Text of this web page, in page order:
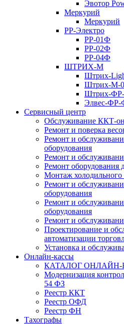
Эвотор
Меркурий
Меркурий
РР-Электро
РР-01Ф
РР-02Ф
РР-04Ф
ШТРИХ-М
Штрих-
Штрих-М-
Штрих-
Элвес-ФР-
Сервисный центр
Обслуживание ККТ-
Ремонт и поверка
Ремонт и
оборудования
Ремонт и
Ремонт оборудования
Монтаж холодильного
Ремонт и
оборудования
Ремонт и
оборудования
Ремонт и
Проектирование и
автоматизации
Установка и
Онлайн-кассы
КАТАЛОГ ОНЛАЙН-
Модернизация
54 ФЗ
Реестр ККТ
Реестр ОФД
Реестр ФН
Тахографы